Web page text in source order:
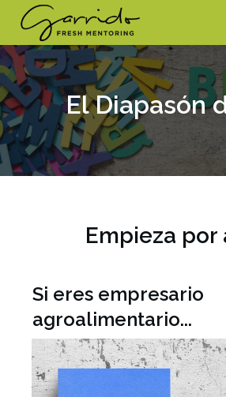
El Diapasón
Empieza por
Si eres empresario
agroalimentario...